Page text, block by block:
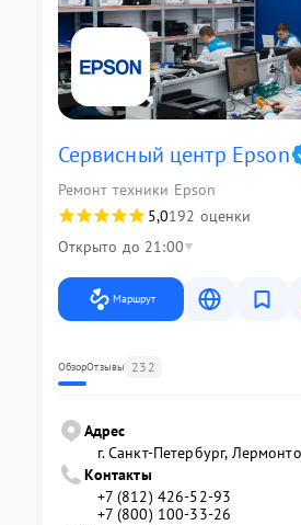
Сервисный центр Epson
Ремонт техники Epson
5,0192 оценки
Открыто до 21:00
Маршрут
ОбзорОтзывы 232
Адрес
г. Санкт-Петербург,
Контакты
+7 (812) 426-52-93
+7 (800) 100-33-26